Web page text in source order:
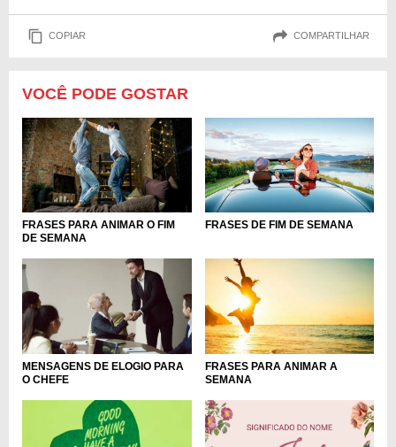
COPIAR COMPARTILHAR
VOCÊ PODE GOSTAR
FRASES PARA ANIMAR O FIM
DE SEMANA
FRASES DE FIM DE SEMANA
MENSAGENS DE ELOGIO PARA
O CHEFE
FRASES PARA ANIMAR A
SEMANA